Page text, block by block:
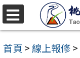
跳
至
主首頁 >線上報修>
選
單